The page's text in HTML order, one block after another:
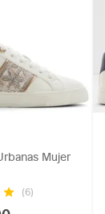
Mujer
(6)